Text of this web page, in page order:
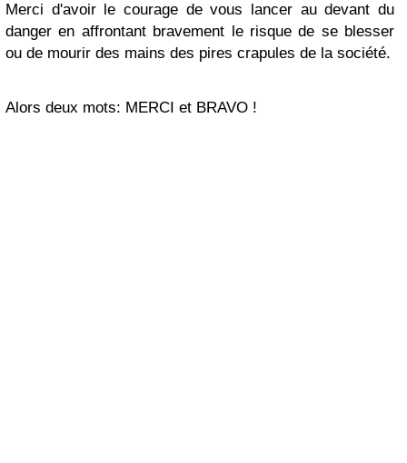
Merci d'avoir le courage de vous lancer au devant du
danger en affrontant bravement le risque de se blesser
ou de mourir des mains des pires crapules de la société.
Alors deux mots: MERCI et BRAVO !